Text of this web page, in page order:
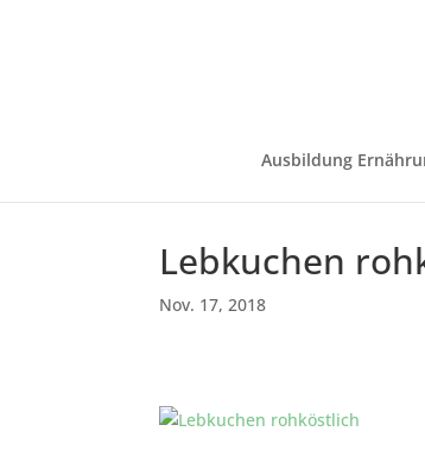
Ausbildung
Lebkuchen
Nov. 17, 2018